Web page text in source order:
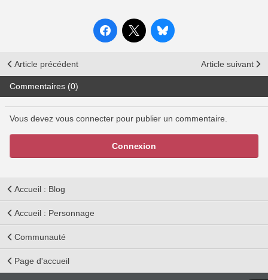
Article précédent Article suivant
Commentaires (0)
Vous devez vous connecter pour publier un commentaire.
Connexion
Accueil : Blog
Accueil : Personnage
Communauté
Page d'accueil